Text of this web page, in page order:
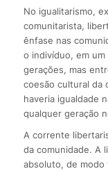
No igualitarismo,
comunitarista,
ênfase nas
o indivíduo, em
gerações, mas
coesão cultural da
haveria igualdade
qualquer geração
A corrente
da comunidade. A
absoluto, de modo